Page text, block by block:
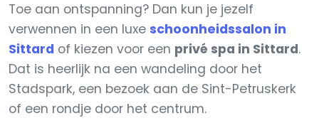
Toe aan ontspanning? Dan kun je jezelf
verwennen in een luxe schoonheidssalon in
Sittard of kiezen voor een privé spa in Sittard.
Dat is heerlijk na een wandeling door het
Stadspark, een bezoek aan de Sint-Petruskerk
of een rondje door het centrum.